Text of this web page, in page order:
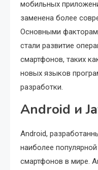
мобильных
заменена более
Основными
стали развитие
смартфонов, таких
новых языков
разработки.
Android и
Android,
наиболее
смартфонов в мире.